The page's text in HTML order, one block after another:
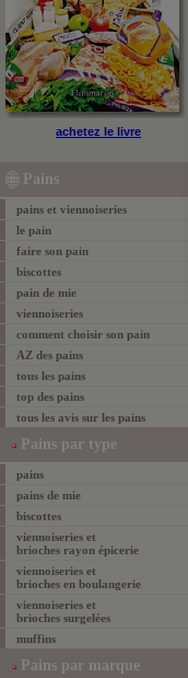
achetez le livre
Pains
pains et viennoiseries
le pain
faire son pain
biscottes
pain de mie
viennoiseries
comment choisir son pain
AZ des pains
tous les pains
top des pains
tous les avis sur les pains
Pains par type
pains
pains de mie
biscottes
viennoiseries et
brioches rayon épicerie
viennoiseries et
brioches en boulangerie
viennoiseries et
brioches surgelées
muffins
Pains par marque